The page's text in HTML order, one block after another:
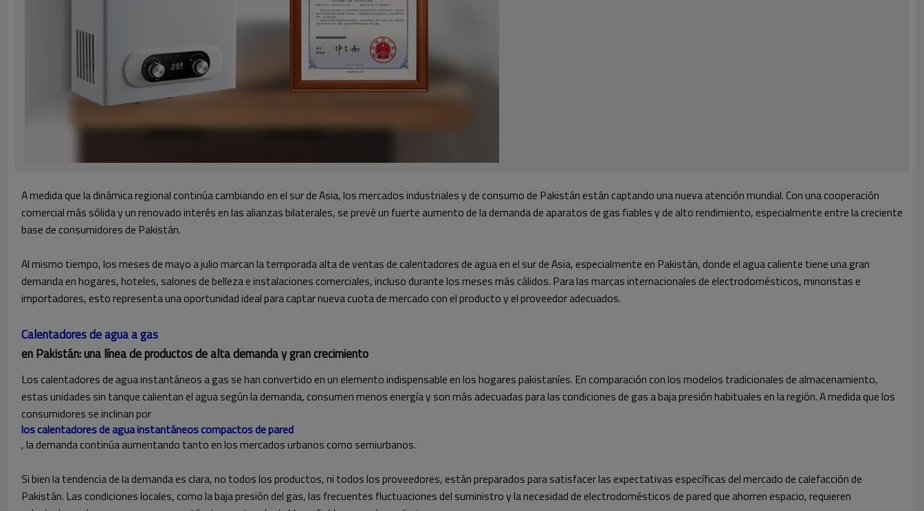
A medida que la dinámica regional continúa cambiando en el sur de Asia, los mercados industriales y de consumo de Pakistán están captando una nueva atención mundial. Con una cooperación
comercial más sólida y un renovado interés en las alianzas bilaterales, se prevé un fuerte aumento de la demanda de aparatos de gas fiables y de alto rendimiento, especialmente entre la creciente
base de consumidores de Pakistán.
Al mismo tiempo, los meses de mayo a julio marcan la temporada alta de ventas de calentadores de agua en el sur de Asia, especialmente en Pakistán, donde el agua caliente tiene una gran
demanda en hogares, hoteles, salones de belleza e instalaciones comerciales, incluso durante los meses más cálidos. Para las marcas internacionales de electrodomésticos, minoristas e
importadores, esto representa una oportunidad ideal para captar nueva cuota de mercado con el producto y el proveedor adecuados.
Calentadores de agua a gas
en Pakistán: una línea de productos de alta demanda y gran crecimiento
Los calentadores de agua instantáneos a gas se han convertido en un elemento indispensable en los hogares pakistaníes. En comparación con los modelos tradicionales de almacenamiento,
estas unidades sin tanque calientan el agua según la demanda, consumen menos energía y son más adecuadas para las condiciones de gas a baja presión habituales en la región. A medida que los
consumidores se inclinan por
los calentadores de agua instantáneos compactos de pared
, la demanda continúa aumentando tanto en los mercados urbanos como semiurbanos.
Si bien la tendencia de la demanda es clara, no todos los productos, ni todos los proveedores, están preparados para satisfacer las expectativas específicas del mercado de calefacción de
Pakistán. Las condiciones locales, como la baja presión del gas, las frecuentes fluctuaciones del suministro y la necesidad de electrodomésticos de pared que ahorren espacio, requieren